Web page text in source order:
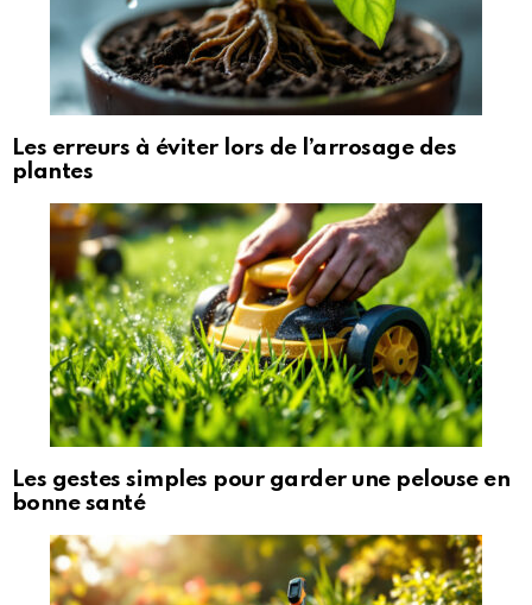
Les erreurs à éviter lors de l’arrosage des
plantes
Les gestes simples pour garder une pelouse en
bonne santé